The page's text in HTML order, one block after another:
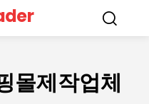
몰제작업체